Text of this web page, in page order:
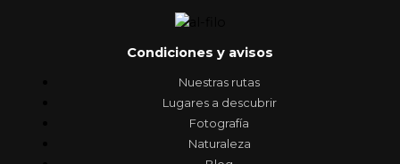
Condiciones y avisos
Nuestras rutas
Lugares a descubrir
Fotografía
Naturaleza